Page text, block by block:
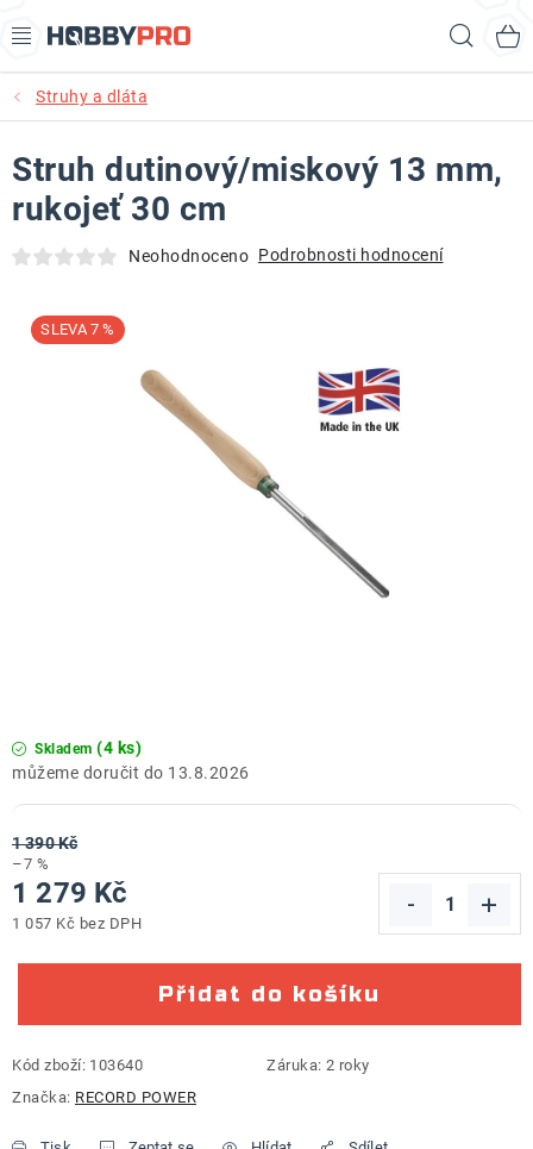
na
AKCE
PRODUKTY
PRODUKTY RECORD POWER
NOVINKY
KURZY SOUSTRUŽENÍ DŘEVA
Obchodní podmínky
Struhy a dláta
Skladem (4 ks)
13.8.2026
1 390 Kč
–7 %
1 279 Kč
1 057 Kč bez DPH
Přidat do košíku
Kód zboží: 103640 Záruka: 2 roky
Značka: RECORD POWER
Struh dutinový/miskový 13 mm,
rukojeť 30 cm
Neohodnoceno Podrobnosti hodnocení
7 %